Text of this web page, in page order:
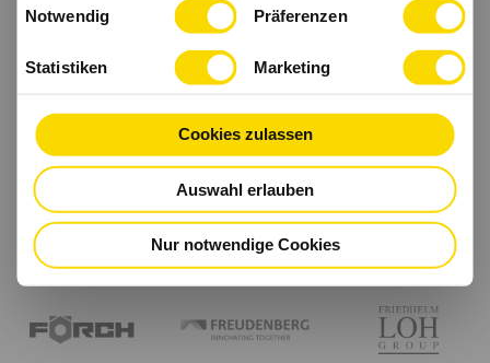
haben.
Notwendig Präferenzen
Statistiken Marketing
Cookies zulassen
Auswahl erlauben
Nur notwendige Cookies